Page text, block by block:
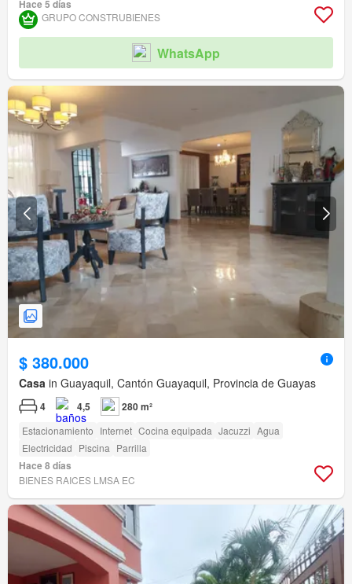
Hace 5 días
GRUPO CONSTRUBIENES
WhatsApp
$ 380.000
Casa in Guayaquil, Cantón Guayaquil, Provincia de Guayas
4 4,5 280 m²
Estacionamiento Internet Cocina equipada Jacuzzi Agua
Electricidad Piscina Parrilla
Hace 8 días
BIENES RAICES LMSA EC